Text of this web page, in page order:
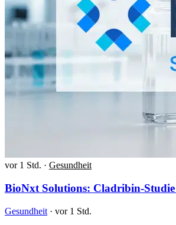
vor 1 Std. · Gesundheit
BioNxt Solutions: Cladribin-
Gesundheit · vor 1 Std.